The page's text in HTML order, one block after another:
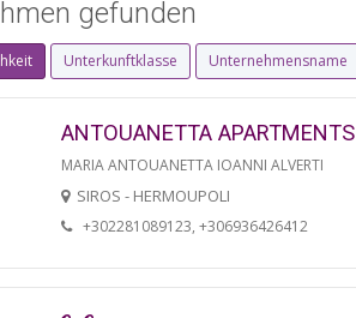
gefunden
Unterkunftklasse Unternehmensname
ANTOUANETTA APARTMENTS
MARIA ANTOUANETTA IOANNI ALVERTI
SIROS - HERMOUPOLI
+302281089123, +306936426412